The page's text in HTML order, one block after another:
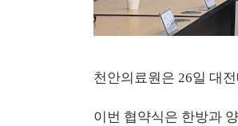
천안의료원은 26일 대
이번 협약식은 한방과